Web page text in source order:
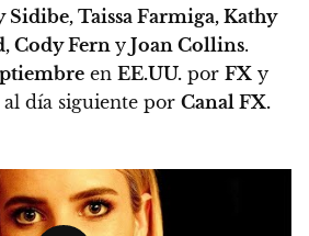
Taissa Farmiga, Kathy
Cody Fern y Joan Collins.
en EE.UU. por FX y
al día siguiente por Canal FX.